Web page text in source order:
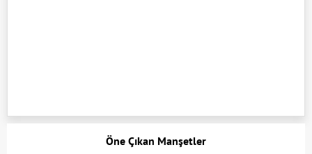
Öne Çıkan Manşetler